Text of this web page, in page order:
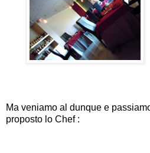
Ma veniamo al dunque e
proposto lo Chef :